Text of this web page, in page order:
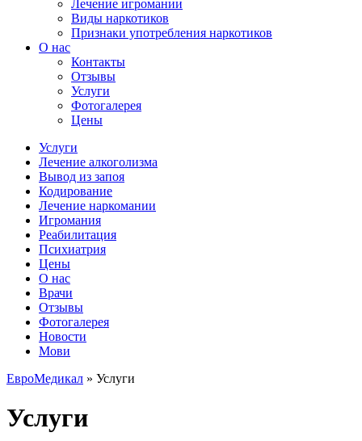
Лечение игромании
Виды наркотиков
Признаки употребления наркотиков
О нас
Контакты
Отзывы
Услуги
Фотогалерея
Цены
Услуги
Лечение алкоголизма
Вывод из запоя
Кодирование
Лечение наркомании
Игромания
Реабилитация
Психиатрия
Цены
О нас
Врачи
Отзывы
Фотогалерея
Новости
Мови
ЕвроМедикал » Услуги
Услуги